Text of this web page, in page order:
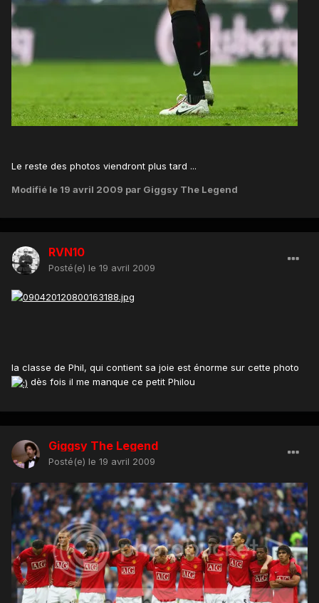
Le reste des photos viendront plus tard ...
Modifié le 19 avril 2009 par Giggsy The Legend
RVN10
Posté(e) le 19 avril 2009
la classe de Phil, qui contient sa joie est énorme sur cette photo
dès fois il me manque ce petit Philou
Giggsy The Legend
Posté(e) le 19 avril 2009